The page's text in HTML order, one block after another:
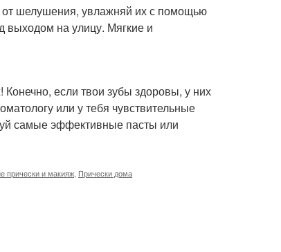
от шелушения, увлажняй их с помощью
выходом на улицу. Мягкие и
если твои зубы здоровы, у них
или у тебя чувствительные
самые эффективные пасты или
прически и макияж Прически дома